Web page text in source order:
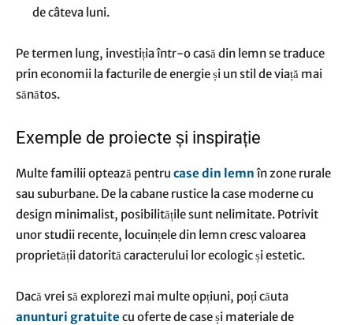
de câteva luni.
Pe termen lung, investiția într-o casă din lemn se traduce
prin economii la facturile de energie și un stil de viață mai
sănătos.
Exemple de proiecte și inspirație
Multe familii optează pentru case din lemnîn zone rurale
sau suburbane. De la cabane rustice la case moderne cu
design minimalist, posibilitățile sunt nelimitate. Potrivit
unor studii recente, locuințele din lemn cresc valoarea
proprietății datorită caracterului lor ecologic și estetic.
Dacă vrei să explorezi mai multe opțiuni, poți căuta
anunturi gratuite cu oferte de case și materiale de